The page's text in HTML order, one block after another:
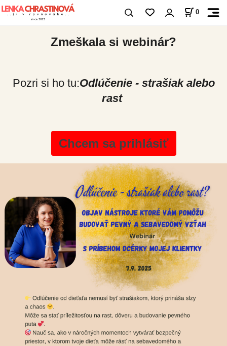
0
Zmeškala si webinár?
Pozri si ho tu:Odlúčenie - strašiak alebo
rast
Chcem sa prihlásiť